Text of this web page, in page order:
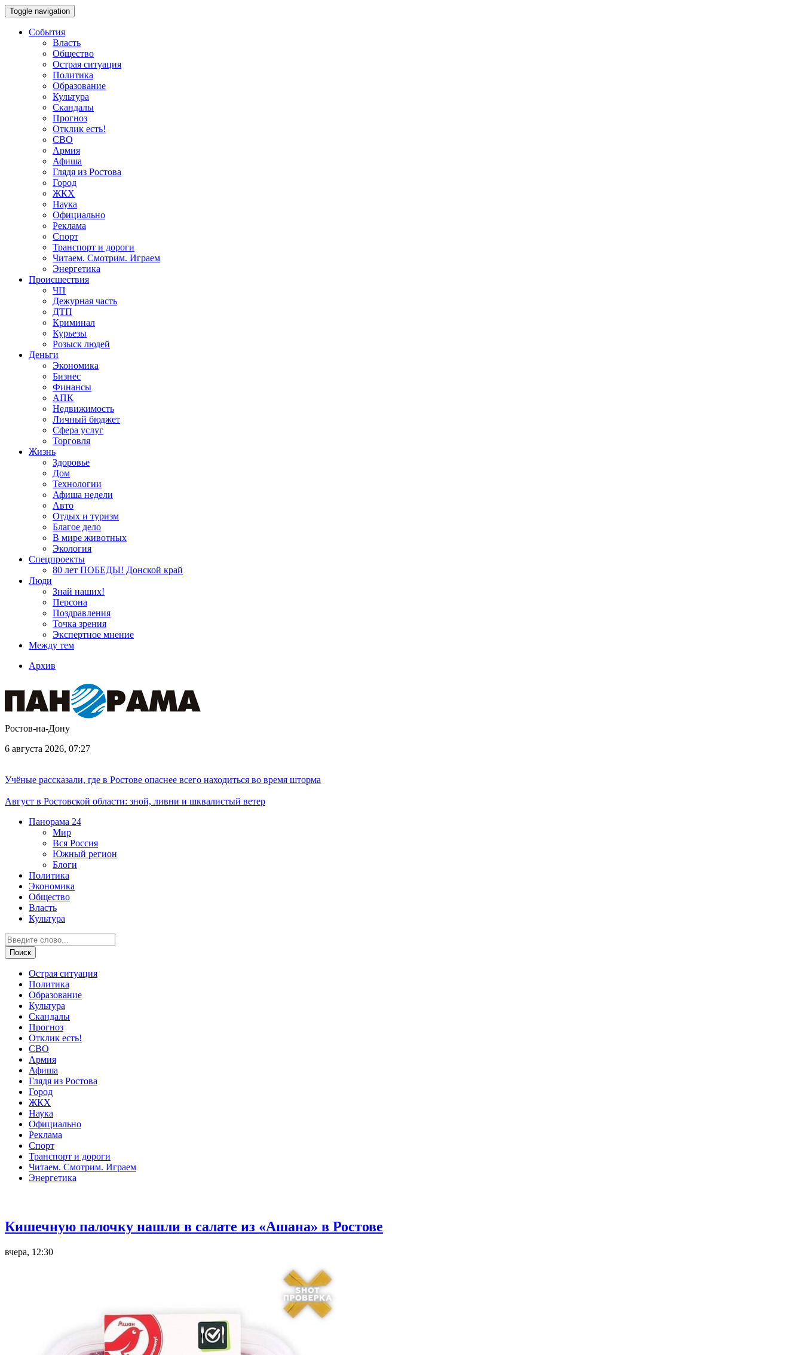
Toggle navigation
События
Власть
Общество
Острая ситуация
Политика
Образование
Культура
Скандалы
Прогноз
Отклик есть!
СВО
Армия
Афиша
Глядя из Ростова
Город
ЖКХ
Наука
Официально
Реклама
Спорт
Транспорт и дороги
Читаем. Смотрим. Играем
Энергетика
Происшествия
ЧП
Дежурная часть
ДТП
Криминал
Курьезы
Розыск людей
Деньги
Экономика
Бизнес
Финансы
АПК
Недвижимость
Личный бюджет
Сфера услуг
Торговля
Жизнь
Здоровье
Дом
Технологии
Афиша недели
Авто
Отдых и туризм
Благое дело
В мире животных
Экология
Спецпроекты
80 лет ПОБЕДЫ! Донской край
Люди
Знай наших!
Персона
Поздравления
Точка зрения
Экспертное мнение
Между тем
Архив
Ростов-на-Дону
6 августа 2026, 07:27
Учёные рассказали, где в Ростове опаснее всего находиться во время шторма
Август в Ростовской области: зной, ливни и шквалистый ветер
Панорама 24
Мир
Вся Россия
Южный регион
Блоги
Политика
Экономика
Общество
Власть
Культура
Острая ситуация
Политика
Образование
Культура
Скандалы
Прогноз
Отклик есть!
СВО
Армия
Афиша
Глядя из Ростова
Город
ЖКХ
Наука
Официально
Реклама
Спорт
Транспорт и дороги
Читаем. Смотрим. Играем
Энергетика
Кишечную палочку нашли в салате из «Ашана» в Ростове
вчера, 12:30